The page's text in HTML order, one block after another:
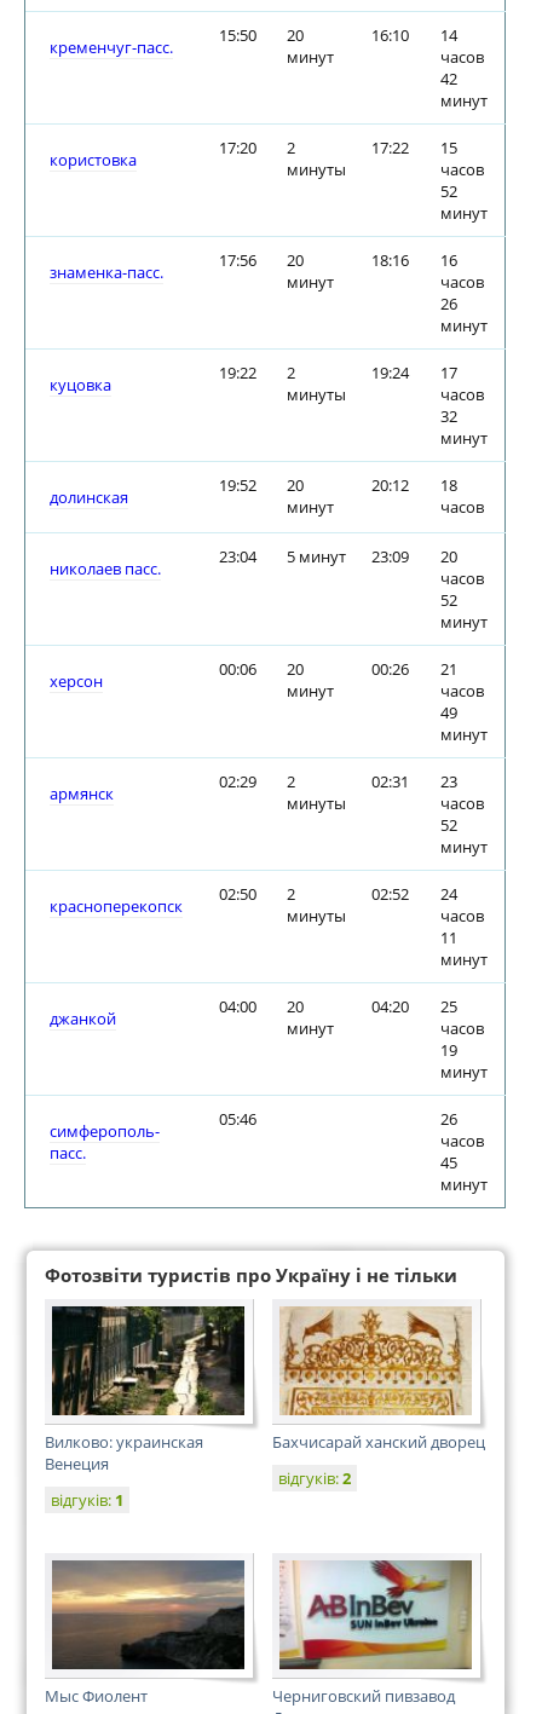
кременчуг-пасс.
15:50
20
минут
16:10
14
часов
42
минут
користовка
17:20
2
минуты
17:22
15
часов
52
минут
знаменка-пасс.
17:56
20
минут
18:16
16
часов
26
минут
куцовка
19:22
2
минуты
19:24
17
часов
32
минут
долинская
19:52
20
минут
20:12
18
часов
николаев пасс.
23:04 5 минут 23:09
20
часов
52
минут
херсон
00:06
20
минут
00:26
21
часов
49
минут
армянск
02:29
2
минуты
02:31
23
часов
52
минут
красноперекопск
02:50
2
минуты
02:52
24
часов
11
минут
джанкой
04:00
20
минут
04:20
25
часов
19
минут
симферополь-
пасс.
05:46
26
часов
45
минут
Фотозвіти туристів про Україну і не тільки
Вилково: украинская
Венеция
відгуків: 1
Бахчисарай ханский дворец
відгуків:2
Мыс Фиолент
Черниговский пивзавод